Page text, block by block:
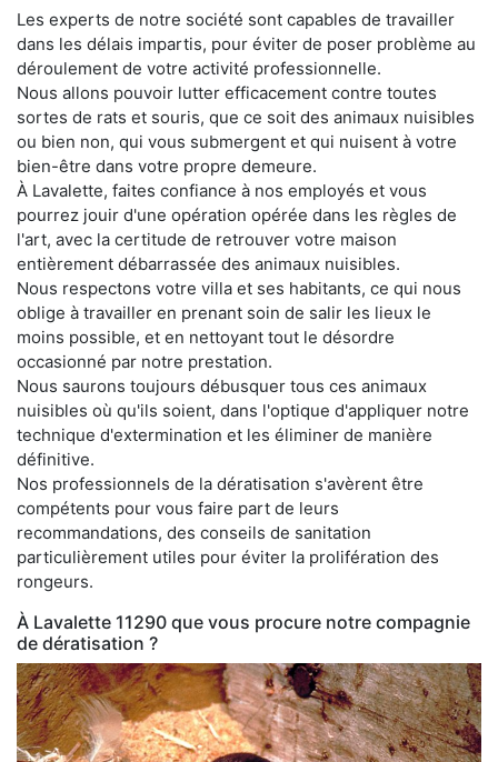
Les experts de notre société sont capables de travailler
dans les délais impartis, pour éviter de poser problème au
déroulement de votre activité professionnelle.
Nous allons pouvoir lutter efficacement contre toutes
sortes de rats et souris, que ce soit des animaux nuisibles
ou bien non, qui vous submergent et qui nuisent à votre
bien-être dans votre propre demeure.
À Lavalette, faites confiance à nos employés et vous
pourrez jouir d'une opération opérée dans les règles de
l'art, avec la certitude de retrouver votre maison
entièrement débarrassée des animaux nuisibles.
Nous respectons votre villa et ses habitants, ce qui nous
oblige à travailler en prenant soin de salir les lieux le
moins possible, et en nettoyant tout le désordre
occasionné par notre prestation.
Nous saurons toujours débusquer tous ces animaux
nuisibles où qu'ils soient, dans l'optique d'appliquer notre
technique d'extermination et les éliminer de manière
définitive.
Nos professionnels de la dératisation s'avèrent être
compétents pour vous faire part de leurs
recommandations, des conseils de sanitation
particulièrement utiles pour éviter la prolifération des
rongeurs.
À Lavalette 11290 que vous procure notre compagnie
de dératisation ?